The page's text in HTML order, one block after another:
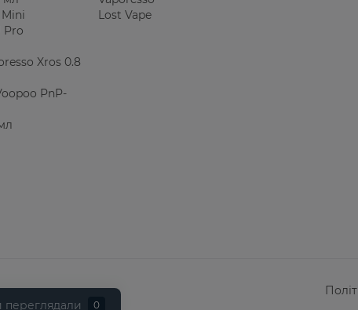
переглядали 0
Pro
Xros 0.8
PnP-
Lost Vape